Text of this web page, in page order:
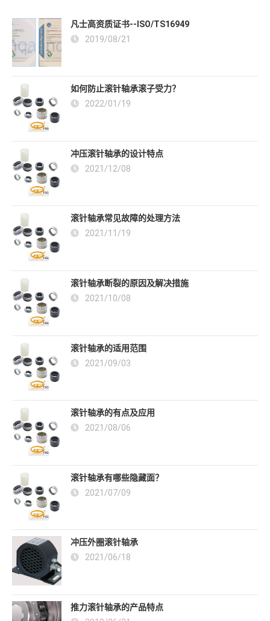
凡士高资质证书--ISO/TS16949
2019/08/21
如何防止滚针轴承滚子受力？
2022/01/19
冲压滚针轴承的设计特点
2021/12/08
滚针轴承常见故障的处理方法
2021/11/19
滚针轴承断裂的原因及解决措施
2021/10/08
滚针轴承的适用范围
2021/09/03
滚针轴承的有点及应用
2021/08/06
滚针轴承有哪些隐藏面？
2021/07/09
冲压外圈滚针轴承
2021/06/18
推力滚针轴承的产品特点